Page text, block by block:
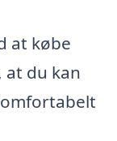
at købe
du kan